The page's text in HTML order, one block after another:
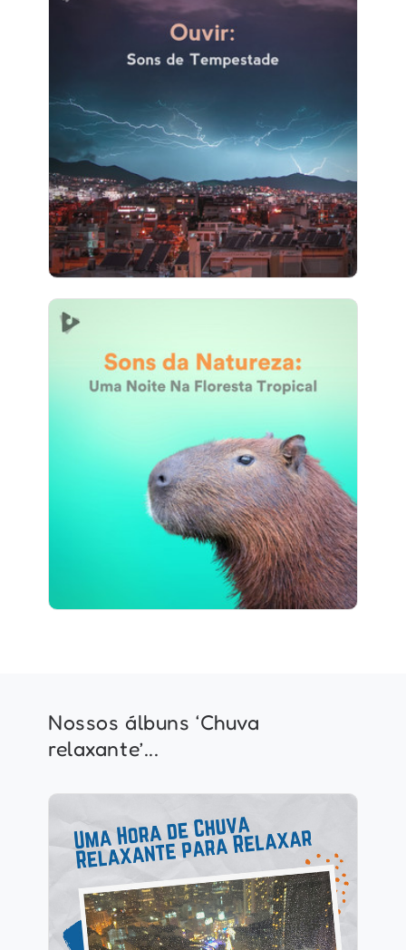
Ouvir: Sons de Tempestade
Jogar
2 seguidores
Sons da Natureza: Uma Noite
Na Floresta Tropical
Jogar
1 seguidores
Nossos álbuns ‘Chuva
relaxante’...
1 Hora de Chuva Relaxante
para Relaxar